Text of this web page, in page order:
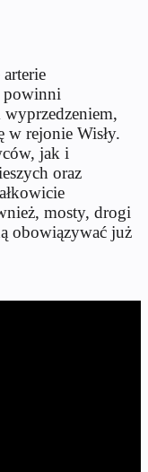
powinni
w rejonie Wisły.
jak i
oraz
mosty, drogi
obowiązywać już